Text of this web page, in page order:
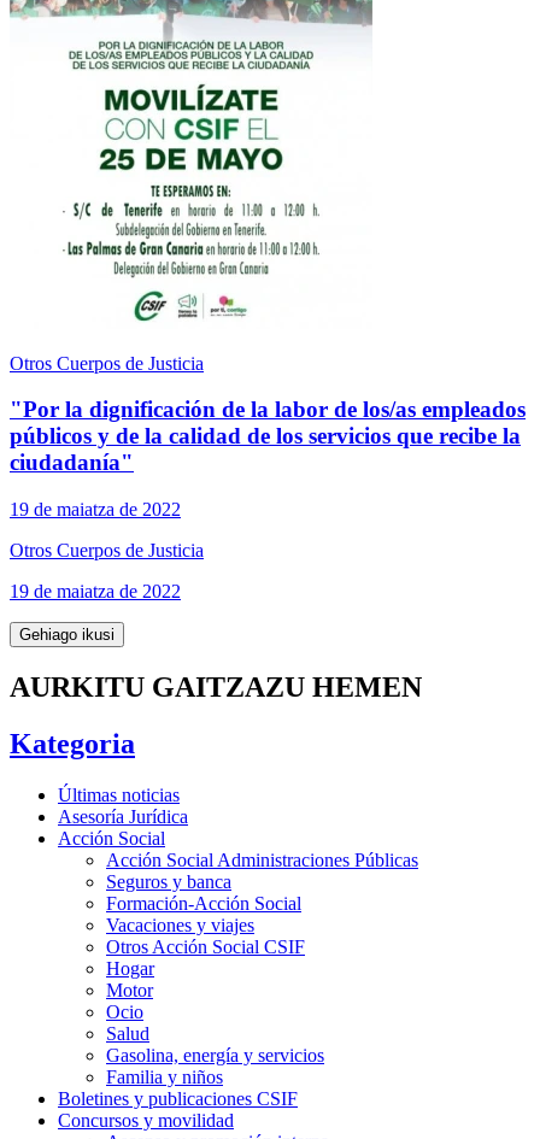
Otros Cuerpos de Justicia
"Por la dignificación de la labor de los/as empleados
públicos y de la calidad de los servicios que recibe la
ciudadanía"
19 de maiatza de 2022
Otros Cuerpos de Justicia
19 de maiatza de 2022
Gehiago ikusi
AURKITU GAITZAZU HEMEN
Kategoria
Últimas noticias
Asesoría Jurídica
Acción Social
Acción Social Administraciones Públicas
Seguros y banca
Formación-Acción Social
Vacaciones y viajes
Otros Acción Social CSIF
Hogar
Motor
Ocio
Salud
Gasolina, energía y servicios
Familia y niños
Boletines y publicaciones CSIF
Concursos y movilidad